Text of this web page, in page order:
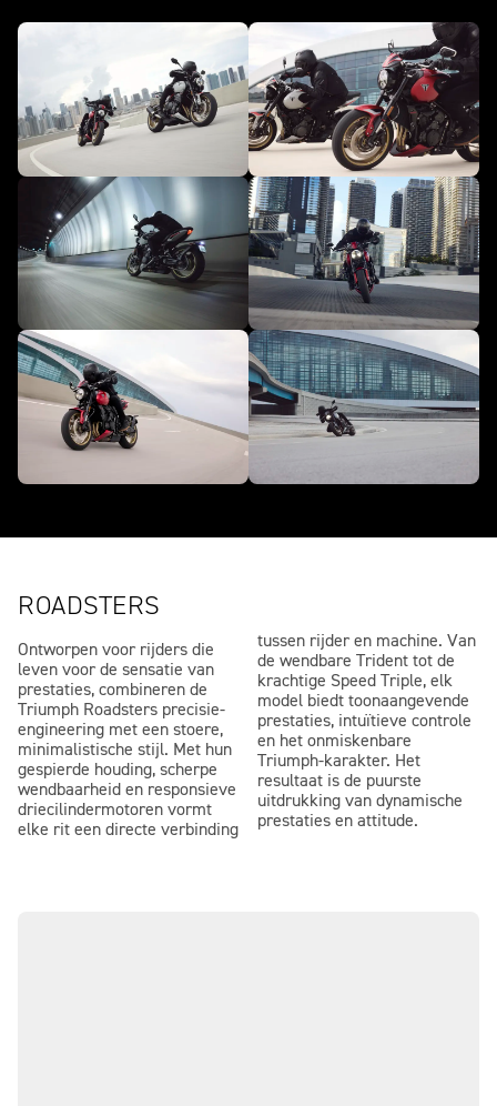
ROADSTERS
Ontworpen voor rijders die
leven voor de sensatie van
prestaties, combineren de
Triumph Roadsters precisie-
engineering met een stoere,
minimalistische stijl. Met hun
gespierde houding, scherpe
wendbaarheid en responsieve
driecilindermotoren vormt
elke rit een directe verbinding
tussen rijder en machine. Van
de wendbare Trident tot de
krachtige Speed Triple, elk
model biedt toonaangevende
prestaties, intuïtieve controle
en het onmiskenbare
Triumph-karakter. Het
resultaat is de puurste
uitdrukking van dynamische
prestaties en attitude.